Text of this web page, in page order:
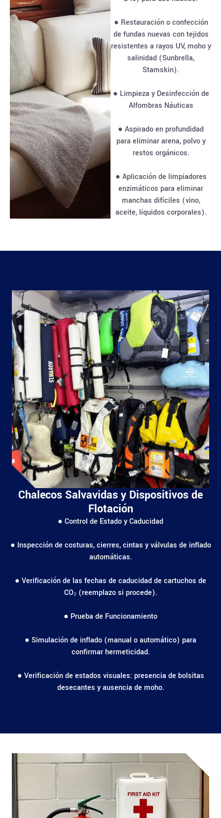
● Restauración o confección
de fundas nuevas con tejidos
resistentes a rayos UV, moho y
salinidad (Sunbrella,
Stamskin).
● Limpieza y Desinfección de
Alfombras Náuticas
● Aspirado en profundidad
para eliminar arena, polvo y
restos orgánicos.
● Aplicación de limpiadores
enzimáticos para eliminar
manchas difíciles (vino,
aceite, líquidos corporales).
Chalecos Salvavidas y Dispositivos de
Flotación
● Control de Estado y Caducidad
● Inspección de costuras, cierres, cintas y válvulas de inflado
automáticas.
● Verificación de las fechas de caducidad de cartuchos de
CO₂ (reemplazo si procede).
● Prueba de Funcionamiento
● Simulación de inflado (manual o automático) para
confirmar hermeticidad.
● Verificación de estados visuales: presencia de bolsitas
desecantes y ausencia de moho.